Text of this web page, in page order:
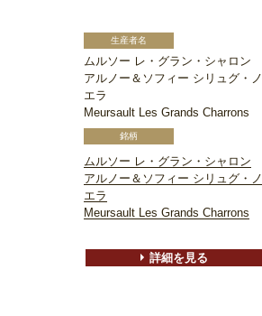
ムルソー レ・グラン・シャロン
アルノー＆ソフィー シリュグ・ノ
エラ
Meursault Les Grands Charrons
ムルソー レ・グラン・シャロン
アルノー＆ソフィー シリュグ・ノ
エラ
Meursault Les Grands Charrons
詳細を見る